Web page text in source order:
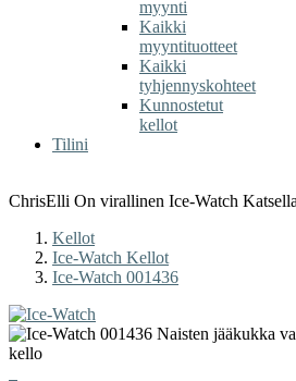
myynti
Kaikki
myyntituotteet
Kaikki
tyhjennyskohteet
Kunnostetut
kellot
Tilini
ChrisElli On virallinen Ice-Watch
Kellot
Ice-Watch Kellot
Ice-Watch 001436